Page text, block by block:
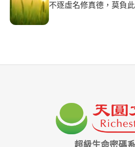
不逐虛名修真德，莫負
超級生命密碼